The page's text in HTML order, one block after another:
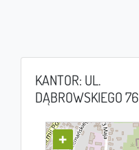
KANTOR: UL.
DĄBROWSKIEGO 76
+